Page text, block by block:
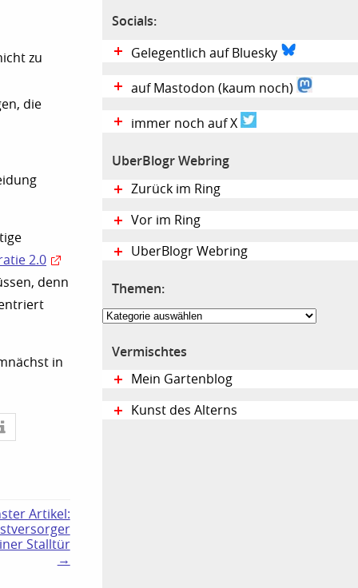
zu
die
2.0
denn
in
Artikel:
Stalltür
→
Socials:
Gelegentlich auf Bluesky
auf Mastodon (kaum noch)
immer noch auf X
UberBlogr Webring
Zurück im Ring
Vor im Ring
UberBlogr Webring
Themen:
Themen:
Vermischtes
Mein Gartenblog
Kunst des Alterns